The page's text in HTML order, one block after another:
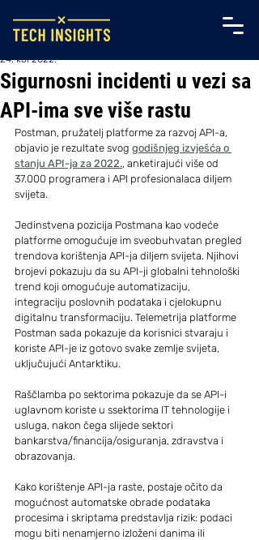
Sigurnosni incidenti u vezi sa
API-ima sve više rastu
24. kol 2022.
Postman, pružatelj platforme za razvoj API-a,
objavio je rezultate svog godišnjeg izvješća o
stanju API-ja za 2022., anketirajući više od
37.000 programera i API profesionalaca diljem
svijeta.
Jedinstvena pozicija Postmana kao vodeće
platforme omogućuje im sveobuhvatan pregled
trendova korištenja API-ja diljem svijeta. Njihovi
brojevi pokazuju da su API-ji globalni tehnološki
trend koji omogućuje automatizaciju,
integraciju poslovnih podataka i cjelokupnu
digitalnu transformaciju. Telemetrija platforme
Postman sada pokazuje da korisnici stvaraju i
koriste API-je iz gotovo svake zemlje svijeta,
uključujući Antarktiku.
Raščlamba po sektorima pokazuje da se API-i
uglavnom koriste u ssektorima IT tehnologije i
usluga, nakon čega slijede sektori
bankarstva/financija/osiguranja, zdravstva i
obrazovanja.
Kako korištenje API-ja raste, postaje očito da
mogućnost automatske obrade podataka
procesima i skriptama predstavlja rizik: podaci
mogu biti nenamjerno izloženi danima ili